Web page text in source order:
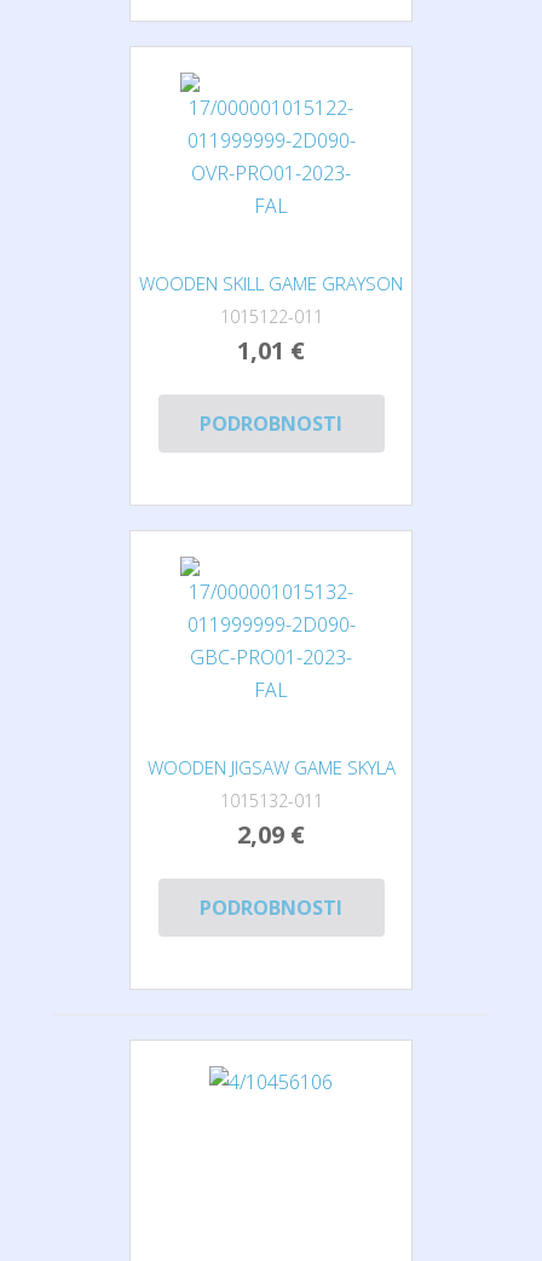
WOODEN SKILL GAME GRAYSON
1015122-011
1,01 €
PODROBNOSTI
WOODEN JIGSAW GAME SKYLA
1015132-011
2,09 €
PODROBNOSTI